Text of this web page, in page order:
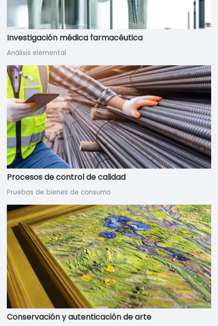
Investigación médica farmacéutica
Análisis elemental
Procesos de control de calidad
Pruebas de bienes de consumo
Conservación y autenticación de arte